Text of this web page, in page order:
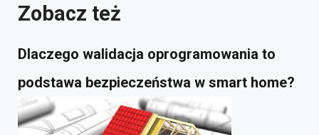
Zobacz też
Dlaczego walidacja oprogramowania to
podstawa bezpieczeństwa w smart home?